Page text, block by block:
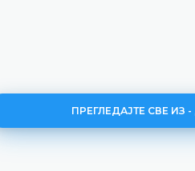
ПРЕГЛЕДАЈТЕ СВЕ ИЗ